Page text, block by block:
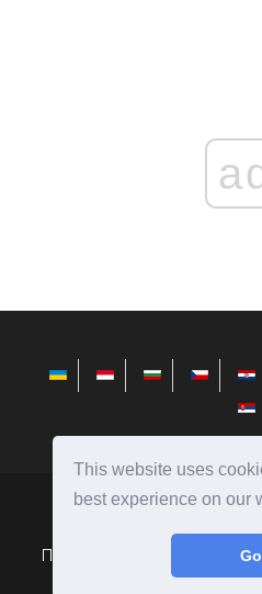
This website uses
best experience on our
telusuri.info
Поради по установці,